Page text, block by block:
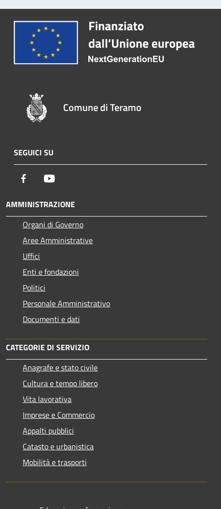
Comune di Teramo
SEGUICI SU
Facebook
AMMINISTRAZIONE
Organi di Governo
Aree Amministrative
Uffici
Enti e fondazioni
Politici
Personale Amministrativo
Documenti e dati
CATEGORIE DI SERVIZIO
Anagrafe e stato civile
Cultura e tempo libero
Vita lavorativa
Imprese e Commercio
Appalti pubblici
Catasto e urbanistica
Mobilità e trasporti